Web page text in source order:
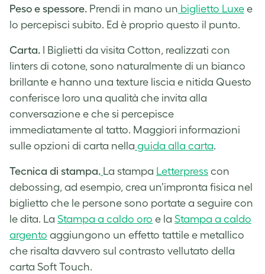
Peso e spessore. Prendi in mano un biglietto Luxe e
lo percepisci subito. Ed è proprio questo il punto.
Carta. I Biglietti da visita Cotton, realizzati con
linters di cotone, sono naturalmente di un bianco
brillante e hanno una texture liscia e nitida Questo
conferisce loro una qualità che invita alla
conversazione e che si percepisce
immediatamente al tatto. Maggiori informazioni
sulle opzioni di carta nella guida alla carta.
Tecnica di stampa. La stampa Letterpress con
debossing, ad esempio, crea un’impronta fisica nel
biglietto che le persone sono portate a seguire con
le dita. La Stampa a caldo oro e la Stampa a caldo
argento aggiungono un effetto tattile e metallico
che risalta davvero sul contrasto vellutato della
carta Soft Touch.